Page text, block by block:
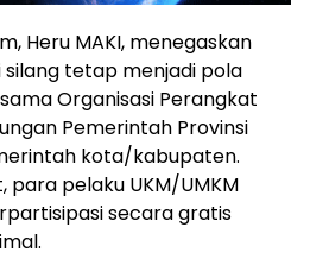
Heru MAKI, menegaskan
silang tetap menjadi pola
Organisasi Perangkat
Pemerintah Provinsi
kota/kabupaten.
pelaku UKM/UMKM
secara gratis